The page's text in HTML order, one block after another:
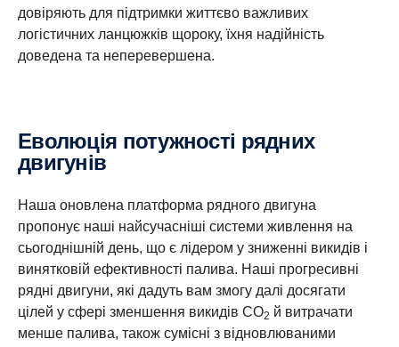
довіряють для підтримки життєво важливих
логістичних ланцюжків щороку, їхня надійність
доведена та неперевершена.
Еволюція потужності рядних
двигунів
Наша оновлена ​​платформа рядного двигуна
пропонує наші найсучасніші системи живлення на
сьогоднішній день, що є лідером у зниженні викидів і
винятковій ефективності палива. Наші прогресивні
рядні двигуни, які дадуть вам змогу далі досягати
цілей у сфері зменшення викидів CO2 й витрачати
менше палива, також сумісні з відновлюваними